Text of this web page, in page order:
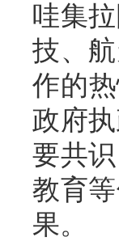
哇集
技、
作的
政府
要共
教育
果。